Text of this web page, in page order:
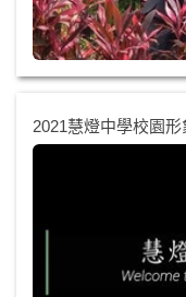
2021慧燈中學校園形